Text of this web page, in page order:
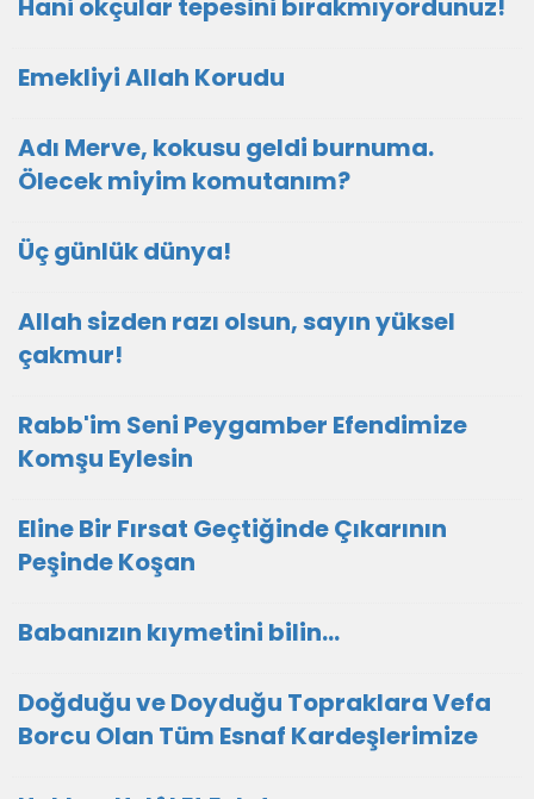
Hani okçular tepesini bırakmıyordunuz!
Emekliyi Allah Korudu
Adı Merve, kokusu geldi burnuma.
Ölecek miyim komutanım?
Üç günlük dünya!
Allah sizden razı olsun, sayın yüksel
çakmur!
Rabb'im Seni Peygamber Efendimize
Komşu Eylesin
Eline Bir Fırsat Geçtiğinde Çıkarının
Peşinde Koşan
Babanızın kıymetini bilin...
Doğduğu ve Doyduğu Topraklara Vefa
Borcu Olan Tüm Esnaf Kardeşlerimize